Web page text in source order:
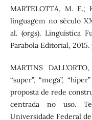
MARTELOTTA, M. E.;
linguagem no século
al. (orgs). Linguística
Parabola Editorial, 2015.
MARTINS
“super”, “mega”,
proposta de rede
centrada no uso.
Universidade Federal